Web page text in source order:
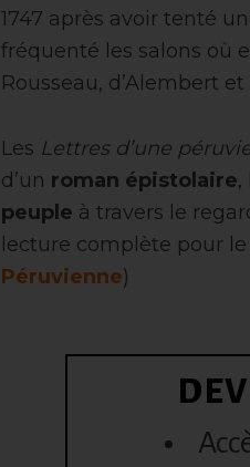
1747 après avoir tenté
fréquenté les salons où
Rousseau, d’Alembert
Les Lettres d’une
d’un roman épistolaire,
peuple à travers le
lecture complète pour
Péruvienne)